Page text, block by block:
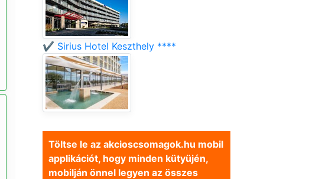
✔️ Sirius Hotel Keszthely ****
Töltse le az akcioscsomagok.hu mobil
applikációt, hogy minden kütyüjén,
mobilján önnel legyen az összes